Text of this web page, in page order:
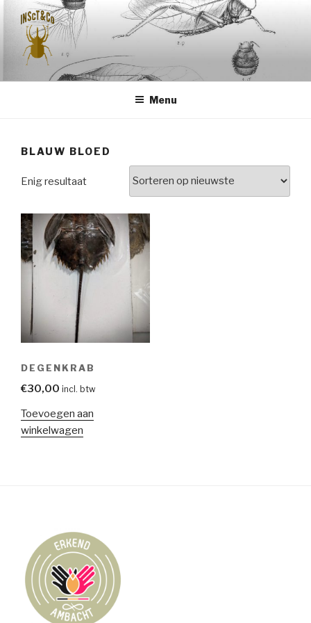
inhoud
springen
INSCT & CO
Menu
BLAUW BLOED
Enig resultaat
DEGENKRAB
€30,00 incl. btw
Toevoegen aan
winkelwagen